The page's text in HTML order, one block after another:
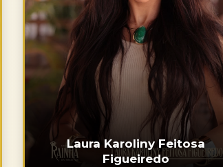
Laura Karoliny Feitosa
Figueiredo